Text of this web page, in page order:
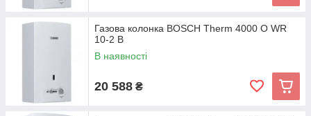
Газова колонка ВОЅСН Therm 4000 O WR
10-2 B
В наявності
20 588 ₴